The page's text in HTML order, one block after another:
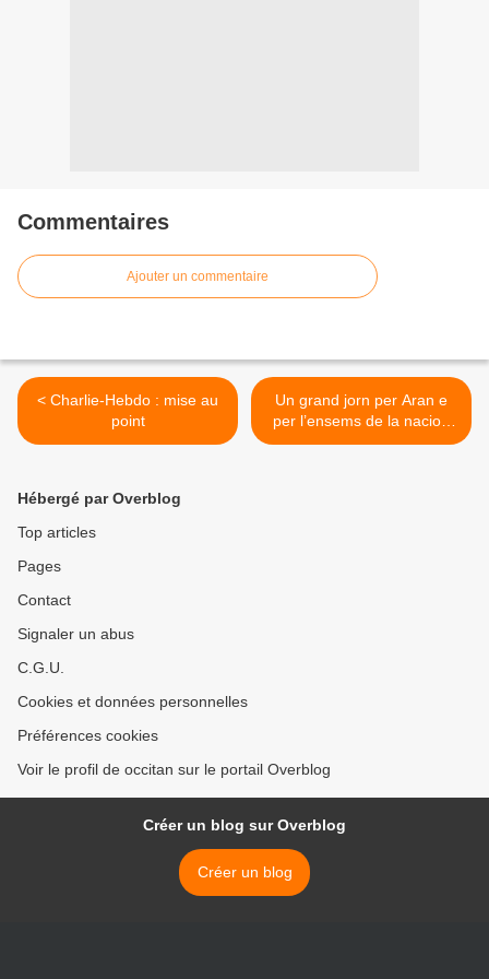
Commentaires
Ajouter un commentaire
< Charlie-Hebdo : mise au
point
Un grand jorn per Aran e
per l’ensems de la nacion
occitana >
Hébergé par Overblog
Top articles
Pages
Contact
Signaler un abus
C.G.U.
Cookies et données personnelles
Préférences cookies
Voir le profil de occitan sur le portail Overblog
Créer un blog sur Overblog
Créer un blog